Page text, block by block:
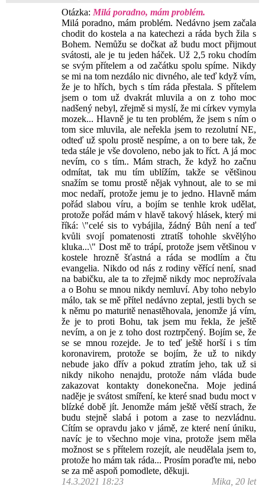
Otázka: Milá poradno, mám problém.
Milá poradno, mám problém. Nedávno jsem začala
chodit do kostela a na katechezi a ráda bych žila s
Bohem. Nemůžu se dočkat až budu moct přijmout
svátosti, ale je tu jeden háček. Už 2,5 roku chodím
se svým přítelem a od začátku spolu spíme. Nikdy
se mi na tom nezdálo nic divného, ale teď když vím,
že je to hřích, bych s tím ráda přestala. S přítelem
jsem o tom už dvakrát mluvila a on z toho moc
nadšený nebyl, zřejmě si myslí, že mi církev vymyla
mozek... Hlavně je tu ten problém, že jsem s ním o
tom sice mluvila, ale neřekla jsem to rezolutní NE,
odteď už spolu prostě nespíme, a on to bere tak, že
teda stále je vše dovoleno, nebo jak to říct. A já moc
nevím, co s tím.. Mám strach, že když ho začnu
odmítat, tak mu tím ublížím, takže se většinou
snažím se tomu prostě nějak vyhnout, ale to se mi
moc nedaří, protože jemu je to jedno. Hlavně mám
pořád slabou víru, a bojím se tenhle krok udělat,
protože pořád mám v hlavě takový hlásek, který mi
říká: \"celé sis to vybájila, žádný Bůh není a teď
kvůli svojí pomatenosti ztratíš tohohle skvělýho
kluka...\" Dost mě to trápí, protože jsem většinou v
kostele hrozně šťastná a ráda se modlím a čtu
evangelia. Nikdo od nás z rodiny věřící není, snad
na babičku, ale ta to zřejmě nikdy moc neprožívala
a o Bohu se mnou nikdy nemluví. Aby toho nebylo
málo, tak se mě přítel nedávno zeptal, jestli bych se
k němu po maturitě nenastěhovala, jenomže já vím,
že je to proti Bohu, tak jsem mu řekla, že ještě
nevím, a on je z toho dost roztrpčený. Bojím se, že
se se mnou rozejde. Je to teď ještě horší i s tím
koronavirem, protože se bojím, že už to nikdy
nebude jako dřív a pokud ztratím jeho, tak už si
nikdy nikoho nenajdu, protože nám vláda bude
zakazovat kontakty donekonečna. Moje jediná
naděje je svátost smíření, ke které snad budu moct v
blízké době jít. Jenomže mám ještě větší strach, že
budu stejně slabá i potom a zase to nezvládnu.
Cítím se opravdu jako v jámě, ze které není úniku,
navíc je to všechno moje vina, protože jsem měla
možnost se s přítelem rozejít, ale neudělala jsem to,
protože ho mám tak ráda... Prosím poraďte mi, nebo
se za mě aspoň pomodlete, děkuji.
14.3.2021 18:23
Mika, 20 let